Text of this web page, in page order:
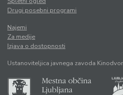
Drugi posebni programi
Najemi
Za medije
Izjava o dostopnosti
Ustanoviteljica javnega zavoda